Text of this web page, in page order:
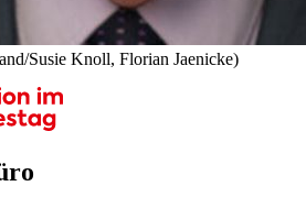
Susie Knoll, Florian Jaenicke)